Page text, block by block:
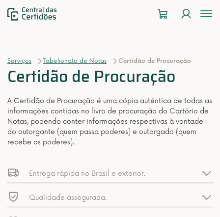
Serviços Tabelionato de Notas Certidão de Procuração
Certidão de Procuração
A Certidão de Procuração é uma cópia autêntica de todas as
informações contidas no livro de procuração do Cartório de
Notas, podendo conter informações respectivas à vontade
do outorgante (quem passa poderes) e outorgado (quem
recebe os poderes).
Entrega rápida no Brasil e exterior.
Qualidade assegurada.